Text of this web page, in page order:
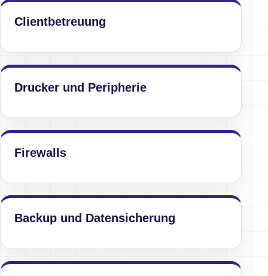
Clientbetreuung
Drucker und Peripherie
Firewalls
Backup und Datensicherung